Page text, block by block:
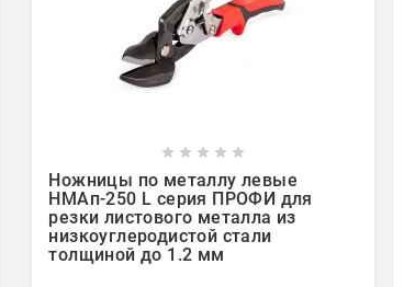
 
    
Ножницы по металлу левые
НМАп-250 L серия ПРОФИ для
резки листового металла из
низкоуглеродистой стали
толщиной до 1.2 мм